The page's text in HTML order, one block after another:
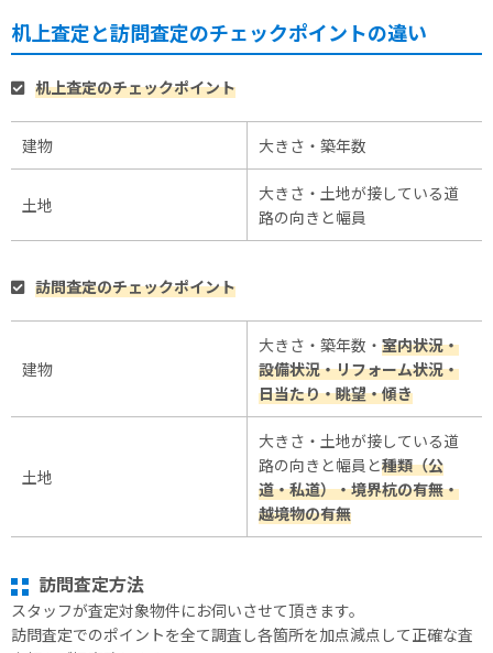
机上査定と訪問査定のチェックポイントの違い
机上査定のチェックポイント
建物 大きさ・築年数
土地
大きさ・土地が接している道
路の向きと幅員
訪問査定のチェックポイント
建物
大きさ・築年数・ 室内状況・
設備状況・リフォーム状況・
日当たり・眺望・傾き
土地
大きさ・土地が接している道
路の向きと幅員と種類（公
道・私道）・境界杭の有無・
越境物の有無
訪問査定方法
スタッフが査定対象物件にお伺いさせて頂きます。
訪問査定でのポイントを全て調査し各箇所を加点減点して正確な査